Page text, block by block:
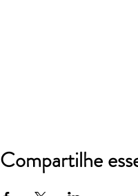
Compartilhe